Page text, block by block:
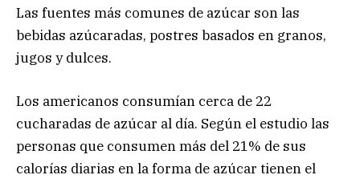
Las fuentes más comunes de azúcar son las
bebidas azúcaradas, postres basados en granos,
jugos y dulces.
Los americanos consumían cerca de 22
cucharadas de azúcar al día. Según el estudio las
personas que consumen más del 21% de sus
calorías diarias en la forma de azúcar tienen el